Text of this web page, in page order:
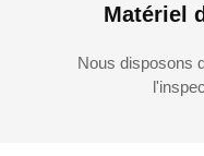
Matériel
Nous disposons